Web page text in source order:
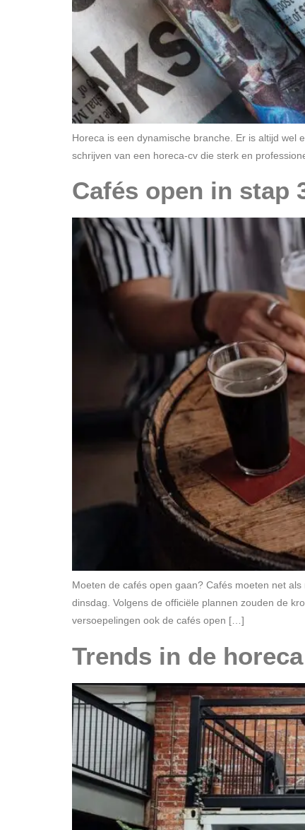
Horeca is een dynamische branche. Er is altijd
schrijven van een horeca-cv die sterk en
Cafés open in stap
Moeten de cafés open gaan? Cafés moeten net
dinsdag. Volgens de officiële plannen zouden de
versoepelingen ook de cafés open […]
Trends in de horeca